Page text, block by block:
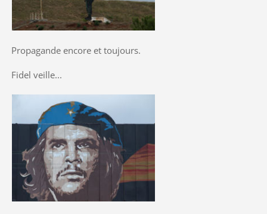
Propagande encore et toujours.
Fidel veille...